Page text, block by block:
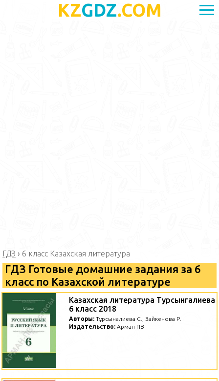
KZGDZ.COM
ГДЗ › 6 класс Казахская литература
ГДЗ Готовые домашние задания за 6
класс по Казахской литературе
Казахская литература Турсынгалиева
6 класс 2018
Авторы: Тұрсынғалиева С., Зайкенова Р.
Издательство: Арман-ПВ